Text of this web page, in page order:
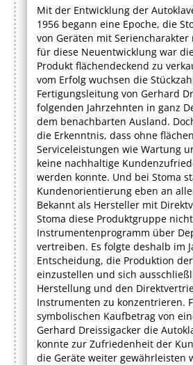
Mit der Entwicklung der
1956 begann eine Epoche, die
von Geräten mit Seriencharakter
für diese Neuentwicklung war
Produkt flächendeckend zu
vom Erfolg wuchsen die
Fertigungsleitung von Gerhard
folgenden Jahrzehnten in ganz
dem benachbarten Ausland.
die Erkenntnis, dass ohne
Serviceleistungen wie Wartung
keine nachhaltige
werden konnte. Und bei Stoma
Kundenorientierung eben an
Bekannt als Hersteller mit
Stoma diese Produktgruppe
Instrumentenprogramm über
vertreiben. Es folgte deshalb im
Entscheidung, die Produktion
einzustellen und sich
Herstellung und den
Instrumenten zu konzentrieren.
symbolischen Kaufbetrag von
Gerhard Dreissigacker die
konnte zur Zufriedenheit der
die Geräte weiter gewährleisten